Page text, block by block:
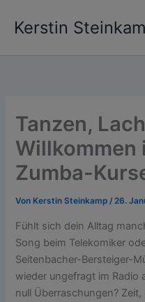
InhaltKerstin
Tanzen,
Willkommen
Zumba-
Von Kerstin Steinkamp/26.
Fühlt sich dein Alltag
Song beim Telekomiker
Seitenbacher-Bersteiger-
wieder ungefragt im Radio
null Überraschungen?